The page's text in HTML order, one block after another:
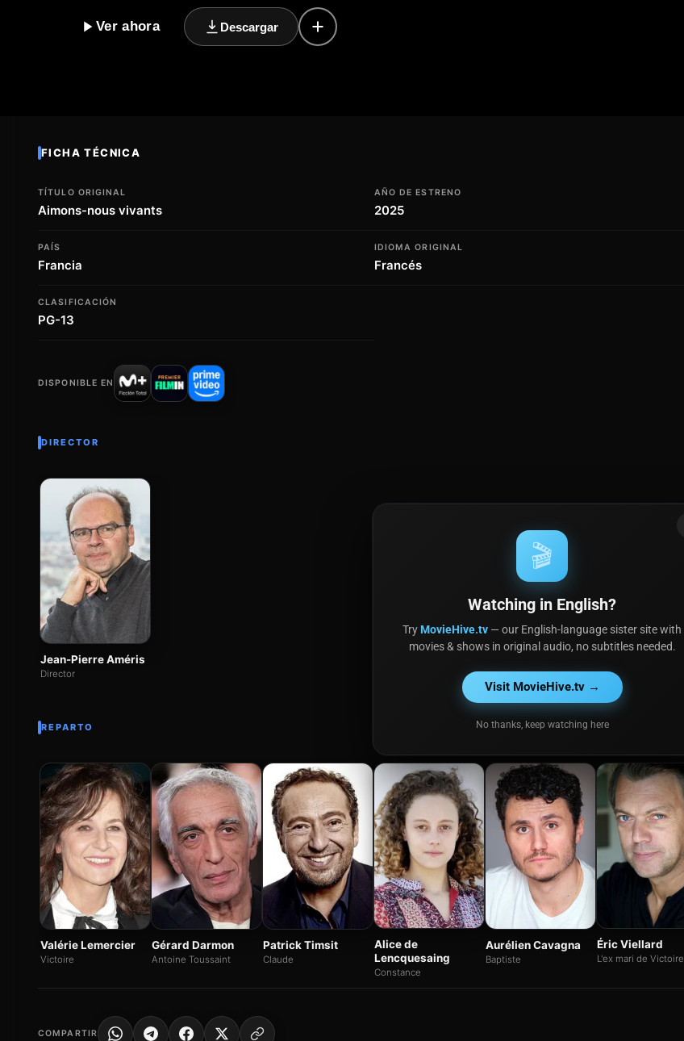
de jóvenes que se ven obligados a unirse para enfrentar los obstáculos que se les presentan en
un mundo cada vez más hostil. Con la ayuda de algunos aliados inesperados, deben tomar
ti.
Ver ahora Descargar
FICHA TÉCNICA
TÍTULO ORIGINAL
Aimons-nous vivants
AÑO DE ESTRENO
2025
PAÍS
Francia
IDIOMA ORIGINAL
Francés
CLASIFICACIÓN
PG-13
DISPONIBLE EN
DIRECTOR
Jean-Pierre Améris
Director
REPARTO
Valérie Lemercier
Victoire
Gérard Darmon
Antoine Toussaint
Patrick Timsit
Claude
Alice de
Lencquesaing
Constance
Aurélien Cavagna
Baptiste
Éric Viellard
L'ex mari de Victoire
COMPARTIR
🎬
Watching in English?
TryMovieHive.tv — our English-language sister site with
movies & shows in original audio, no subtitles needed.
Visit MovieHive.tv →
No thanks, keep watching here